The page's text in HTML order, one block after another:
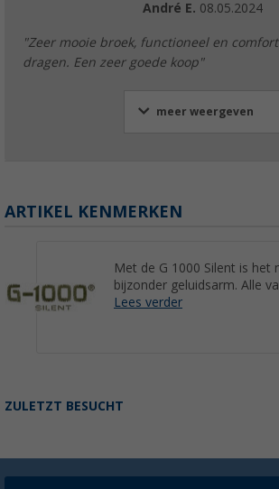
André E. 08.05.2024
"Zeer mooie broek, functioneel en
dragen. Een zeer goede koop"
meer weergeven
ARTIKEL KENMERKEN
Met de G 1000 Silent is het
bijzonder geluidsarm. Alle
Lees verder
ZULETZT BESUCHT